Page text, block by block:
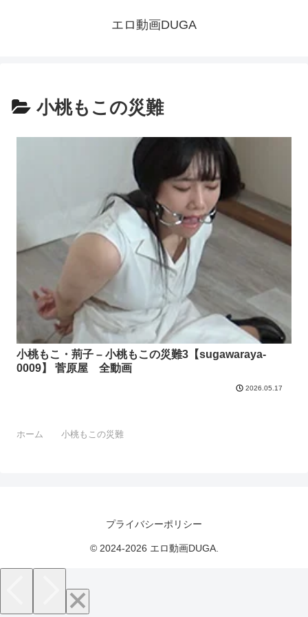
エロ動画DUGA
小桃もこの災難
小桃もこ・荊子 – 小桃もこの災難3【sugawaraya-
0009】 菅原屋 全動画
2026.05.17
ホーム 小桃もこの災難
プライバシーポリシー
© 2024-2026 エロ動画DUGA.